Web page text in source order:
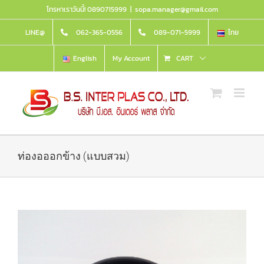
to
content
โทรหาเราวันนี้! 0890715999 | sopa.manager@gmail.com
LINE@ 062-365-0556 089-071-5999 ไทย
English My Account CART
ท่องอออกข้าง (แบบสวม)